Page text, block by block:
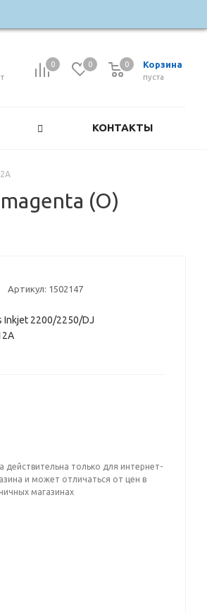
0 0 Корзина
0
пуста
0
КОНТАКТЫ
(О)
Артикул: 1502147
Inkjet 2200/2250/DJ
действительна только для интернет-
и может отличаться от цен в
магазинах